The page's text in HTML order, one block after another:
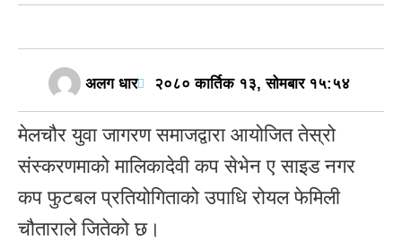
अलग धार २०८० कार्तिक १३, सोमबार १५:५४
मेलचौर युवा जागरण समाजद्वारा आयोजित तेस्रो
संस्करणमाको मालिकादेवी कप सेभेन ए साइड नगर
कप फुटबल प्रतियोगिताको उपाधि रोयल फेमिली
चौताराले जितेको छ।